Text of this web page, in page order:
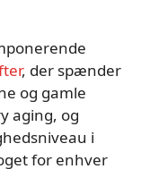
, der spænder
og gamle
aging, og
i
for enhver